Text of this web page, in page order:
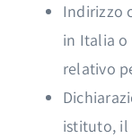
Indirizzo
in Italia o
relativo
istituto, il